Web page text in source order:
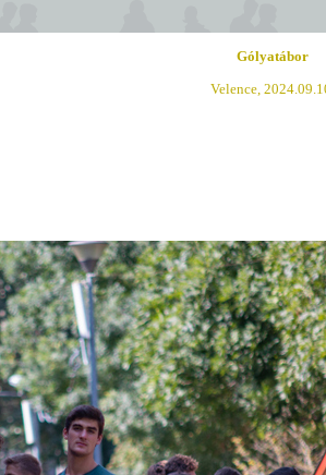
Gólyatábor
Velence,